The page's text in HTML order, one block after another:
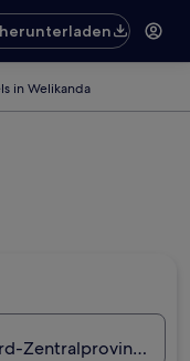
in Welikanda
Zentralprovinz, Sri